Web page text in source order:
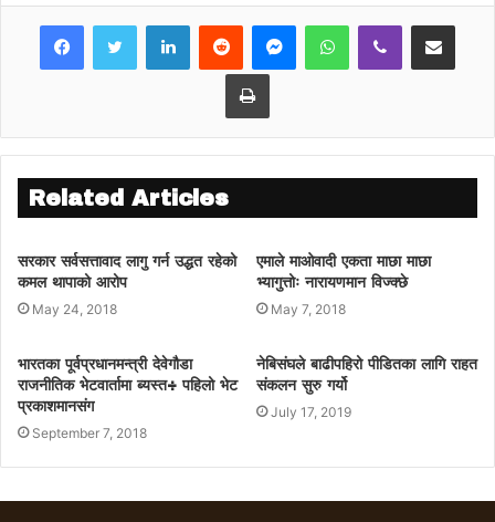
सभापति देउवाले दाबी गरे ।
सीके राउतसँग सरकारले गरेको ११ बुँदै सम्झौता
जनताले विरोध गर्नुपर्ने उनले स्पष्ट पारे ।
LinkedInReddit MessengerWhatsAppViber Share via Email
Print
Related Articles
सरकार सर्वसत्तावाद लागु गर्न उद्धत रहेको
कमल थापाको आरोप
May 24, 2018
एमाले माओवादी एकता माछा माछा
भ्यागुत्तोः नारायणमान विज्क्छे
May 7, 2018
भारतका पूर्वप्रधानमन्त्री देवेगौडा
राजनीतिक भेटवार्तामा ब्यस्त÷ पहिलो भेट
प्रकाशमानसंग
September 7, 2018
नेबिसंघले बाढीपहिरो पीडितका लागि राहत
संकलन सुरु गर्यो
July 17, 2019